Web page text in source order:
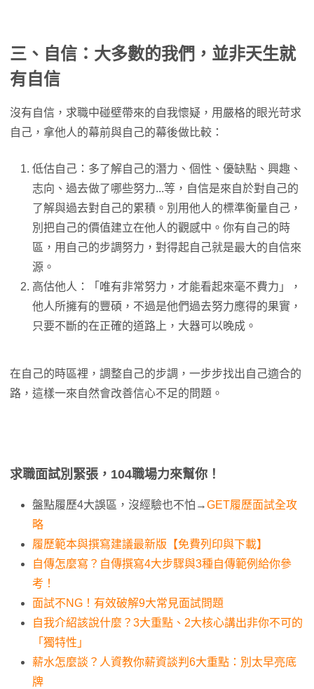
三、自信 ：大多數的我們，並非天生就
有自信
沒有自信，求職中碰壁帶來的自我懷疑，用嚴格的眼光苛求
自己，拿他人的幕前與自己的幕後做比較：
低估自己：多了解自己的潛力、個性、優缺點、興趣、
志向、過去做了哪些努力...等，自信是來自於對自己的
了解與過去對自己的累積。別用他人的標準衡量自己，
別把自己的價值建立在他人的觀感中。你有自己的時
區，用自己的步調努力，對得起自己就是最大的自信來
源。
高估他人：「唯有非常努力，才能看起來毫不費力」，
他人所擁有的豐碩，不過是他們過去努力應得的果實，
只要不斷的在正確的道路上，大器可以晚成。
在自己的時區裡，調整自己的步調，一步步找出自己適合的
路，這樣一來自然會改善信心不足的問題。
求職面試別緊張，104職場力來幫你！
盤點履歷4大誤區，沒經驗也不怕→GET履歷面試全攻
略
履歷範本與撰寫建議最新版【免費列印與下載】
自傳怎麼寫？自傳撰寫4大步驟與3種自傳範例給你參
考！
面試不NG！有效破解9大常見面試問題
自我介紹該說什麼？3大重點、2大核心講出非你不可的
「獨特性」
薪水怎麼談？人資教你薪資談判6大重點：別太早亮底
牌